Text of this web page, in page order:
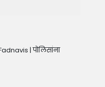
| पोलिसांना